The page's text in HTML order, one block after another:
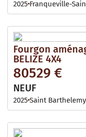
2025 Franqueville-
Fourgon
BELIZE 4X4
80529 €
NEUF
2025 Saint